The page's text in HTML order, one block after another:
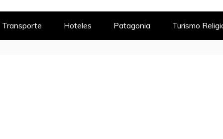
Transporte Hoteles Patagonia Turismo